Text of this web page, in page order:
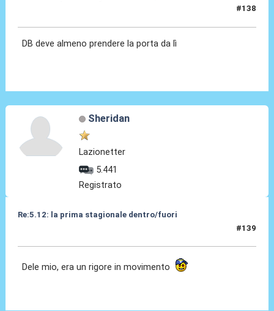
#138
DB deve almeno prendere la porta da lì
Sheridan
Lazionetter
5.441
Registrato
Re:5.12: la prima stagionale dentro/fuori
#139
Dele mio, era un rigore in movimento